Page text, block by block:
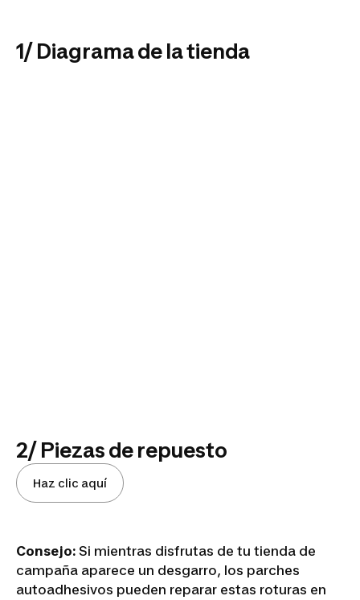
1/ Diagrama de la tienda
2/ Piezas de repuesto
Haz clic aquí
Consejo: Si mientras disfrutas de tu tienda de
campaña aparece un desgarro, los parches
autoadhesivos pueden reparar estas roturas en